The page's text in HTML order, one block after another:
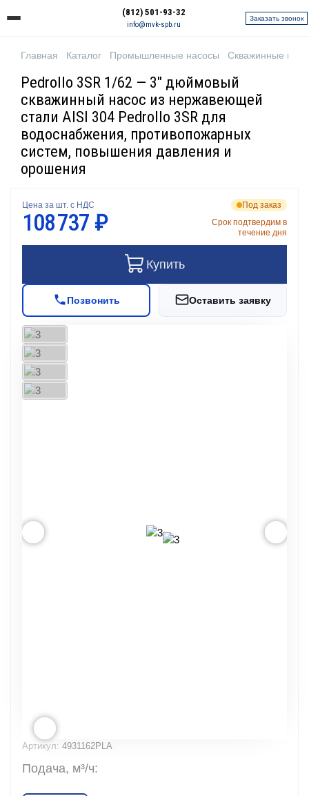
(812) 501-93-32
info@mvk-spb.ru
Заказать звонок
Главная Каталог Промышленные насосы Скважинные
Pedrollo 3SR 1/62 — 3" дюймовый
скважинный насос из нержавеющей
стали AISI 304 Pedrollo 3SR для
водоснабжения, противопожарных
систем, повышения давления и
орошения
Артикул: 4931162PLA
Подача, м³/ч:
Цена за шт. с НДС
108 737 ₽
Под заказ
Срок подтвердим в
течение дня
Купить
Позвонить Оставить заявку